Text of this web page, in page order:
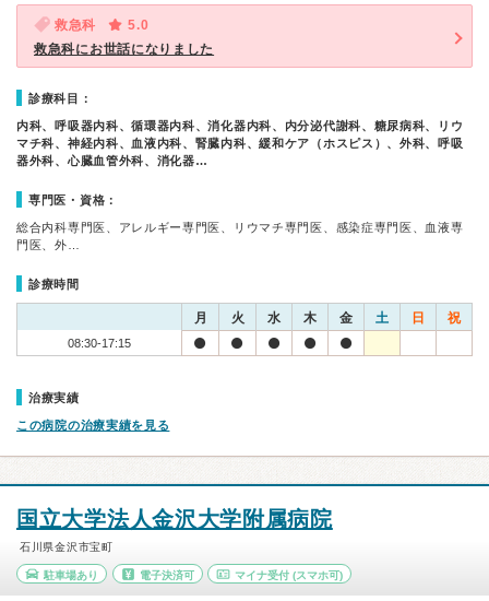
救急科
5.0
救急科にお世話になりました
診療科目：
内科、呼吸器内科、循環器内科、消化器内科、内分泌代謝科、糖尿病科、リウ
マチ科、神経内科、血液内科、腎臓内科、緩和ケア（ホスピス）、外科、呼吸
器外科、心臓血管外科、消化器…
専門医・資格：
総合内科専門医、アレルギー専門医、リウマチ専門医、感染症専門医、血液専
門医、外…
診療時間
月 火 水 木 金 土 日 祝
08:30-17:15
治療実績
この病院の治療実績を見る
国立大学法人金沢大学附属病院
石川県金沢市宝町
駐車場あり 電子決済可 マイナ受付 (スマホ可)